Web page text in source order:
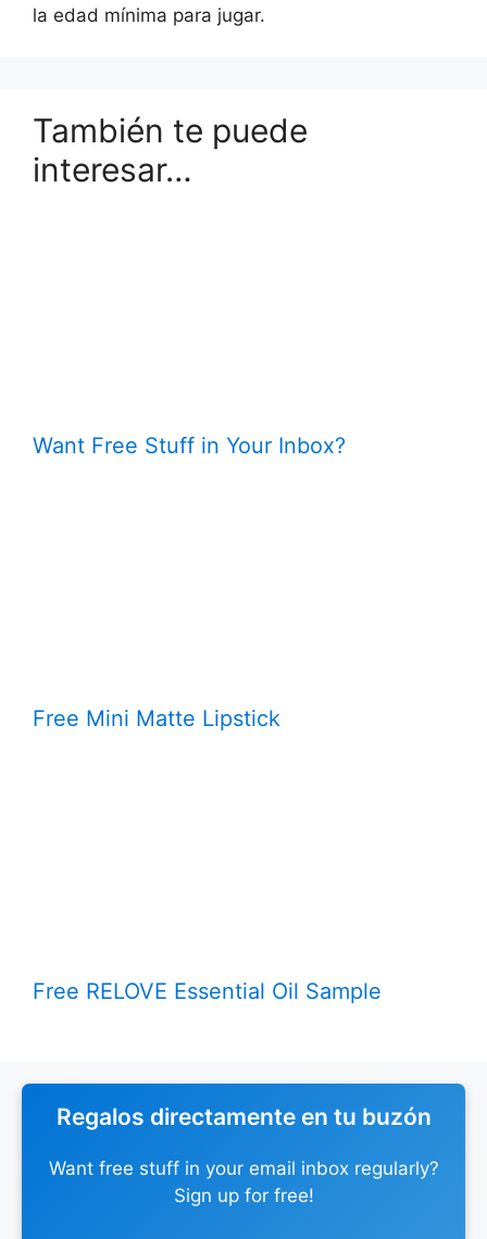
la edad mínima para jugar.
También te puede
interesar…
Want Free Stuff in Your Inbox?
Free Mini Matte Lipstick
Free RELOVE Essential Oil Sample
Regalos directamente en tu buzón
Want free stuff in your email inbox regularly?
Sign up for free!